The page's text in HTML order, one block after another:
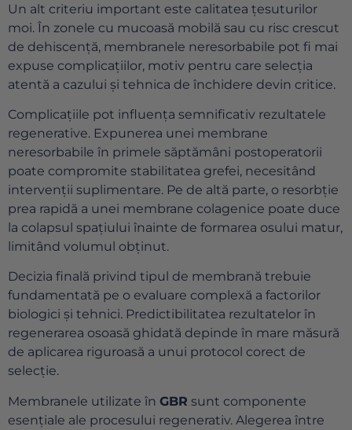
Un alt criteriu important este calitatea țesuturilor
moi. În zonele cu mucoasă mobilă sau cu risc crescut
de dehiscență, membranele neresorbabile pot fi mai
expuse complicațiilor, motiv pentru care selecția
atentă a cazului și tehnica de închidere devin critice.
Complicațiile pot influența semnificativ rezultatele
regenerative. Expunerea unei membrane
neresorbabile în primele săptămâni postoperatorii
poate compromite stabilitatea grefei, necesitând
intervenții suplimentare. Pe de altă parte, o resorbție
prea rapidă a unei membrane colagenice poate duce
la colapsul spațiului înainte de formarea osului matur,
limitând volumul obținut.
Decizia finală privind tipul de membrană trebuie
fundamentată pe o evaluare complexă a factorilor
biologici și tehnici. Predictibilitatea rezultatelor în
regenerarea osoasă ghidată depinde în mare măsură
de aplicarea riguroasă a unui protocol corect de
selecție.
Membranele utilizate în GBR sunt componente
esențiale ale procesului regenerativ. Alegerea între